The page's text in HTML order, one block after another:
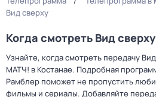
Вид сверху
Когда смотреть Вид
Узнайте, когда смотреть передачу
МАТЧ! в Костанае. Подробная
Рамблер поможет не пропустить
фильмы и сериалы. Добавляйте